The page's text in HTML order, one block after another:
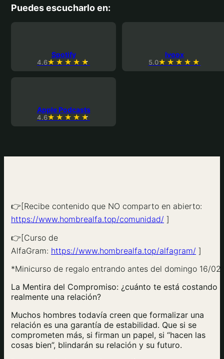
Puedes escucharlo en:
Spotify
4.6
Ivoox
5.0
Apple Podcasts
4.6
👉[Recibe contenido que NO comparto en abierto:
https://www.hombrealfa.top/comunidad/ ]
👉[Curso de
AlfaGram: https://www.hombrealfa.top/alfagram/ ]
*Minicurso de regalo entrando antes del domingo 16/
La Mentira del Compromiso: ¿cuánto te está costando
realmente una relación?
Muchos hombres todavía creen que formalizar una
relación es una garantía de estabilidad. Que si se
comprometen más, si firman un papel, si “hacen las
cosas bien”, blindarán su relación y su futuro.